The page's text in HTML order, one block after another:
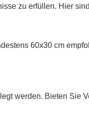
zu erfüllen. Hier
60x30 cm
werden. Bieten Sie